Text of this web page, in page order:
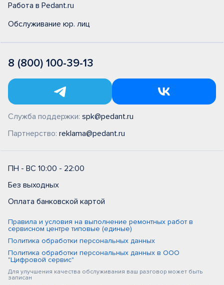
Работа в Pedant.ru
Обслуживание юр. лиц
8 (800) 100-39-13
Служба поддержки: spk@pedant.ru
Партнерство: reklama@pedant.ru
ПН - ВС 10:00 - 22:00
Без выходных
Оплата банковской картой
Правила и условия на выполнение ремонтных работ в
сервисном центре типовые (единые)
Политика обработки персональных данных
Политика обработки персональных данных в ООО
"Цифровой сервис"
Для улучшения качества обслуживания ваш разговор может быть
записан